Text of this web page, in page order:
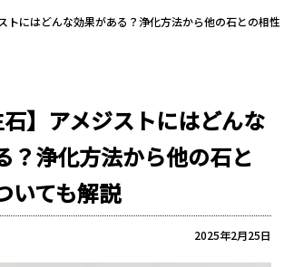
トにはどんな効果がある？浄化方法から他の石との相性
石】アメジストにはどんな
？浄化方法から他の石と
いても解説
2025年2月25日